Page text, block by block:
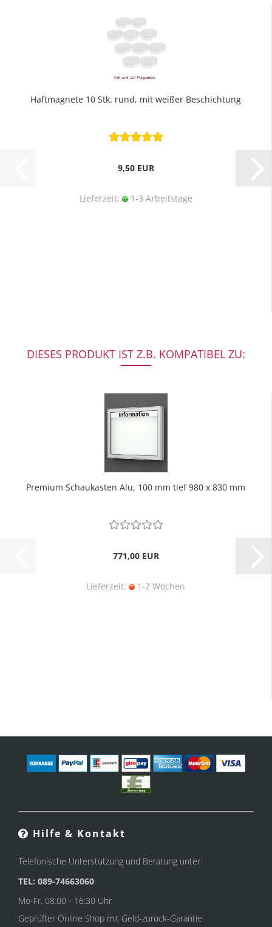
Haftmagnete 10 Stk. rund, mit weißer Beschichtung
9,50 EUR
Lieferzeit: 1-3 Arbeitstage
DIESES PRODUKT IST Z.B. KOMPATIBEL ZU:
Premium Schaukasten Alu, 100 mm tief 980 x 830 mm
771,00 EUR
Lieferzeit: 1-2 Wochen
Hilfe & Kontakt
Telefonische Unterstützung und Beratung unter:
TEL: 089-74663060
Mo-Fr, 08:00 - 16:30 Uhr
Geprüfter Online Shop mit Geld-zurück-Garantie.